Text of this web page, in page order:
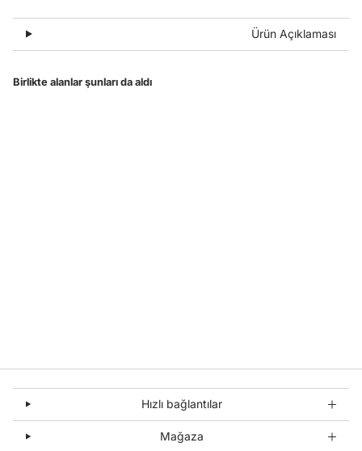
Ürün Açıklaması
Birlikte alanlar şunları da aldı
Hızlı bağlantılar
Mağaza